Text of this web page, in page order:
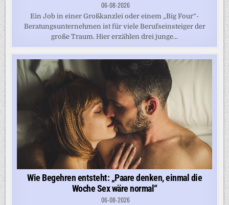
06-08-2026
Ein Job in einer Großkanzlei oder einem „Big Four“-
Beratungsunternehmen ist für viele Berufseinsteiger der
große Traum. Hier erzählen drei junge...
Wie Begehren entsteht: „Paare denken, einmal die
Woche Sex wäre normal“
06-08-2026